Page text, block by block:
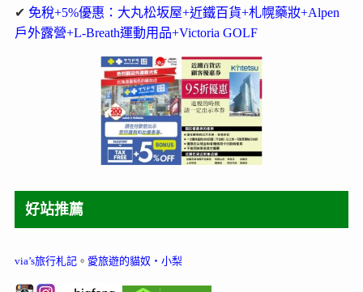
✔ 免稅+5%優惠：大丸松坂屋+近鐵百貨+札幌藥妝+Alpen
戶外露營+L-Breath運動用品+Victoria GOLF
好站推薦
via’s旅行札記。 愛旅遊的貓奴‧小梨